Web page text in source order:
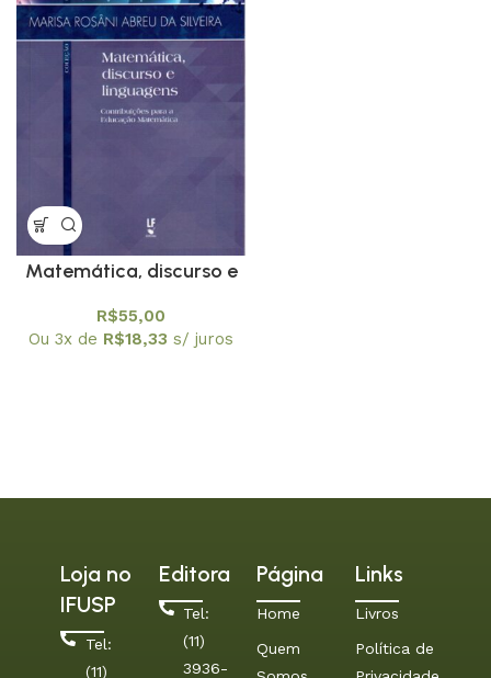
Matemática, discurso e
Contibuições para a
R$55,00
Ou 3x de R$18,33 s/ juros
Loja no
IFUSP
Tel:
(11)
Editora
Tel:
(11)
3936-
Página
Home
Quem
Links
Livros
Política de